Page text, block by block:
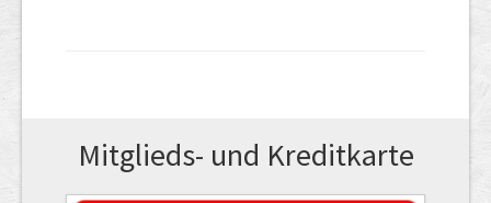
Mitglieds- und Kreditkarte